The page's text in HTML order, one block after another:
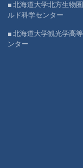
■ 北海道大学北方生物
ルド科学センター
■ 北海道大学観光学高
ンター